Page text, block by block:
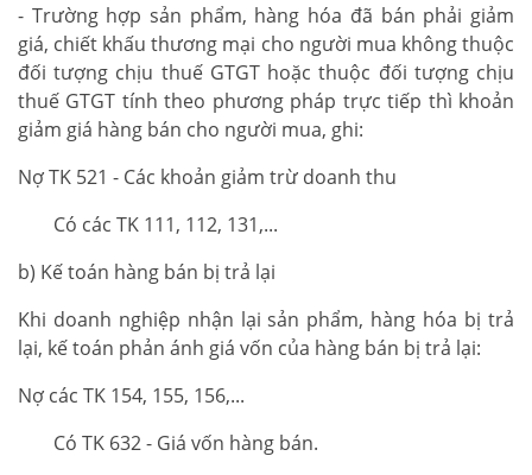
- Trường hợp sản phẩm, hàng hóa đã bán phải giảm
giá, chiết khấu thương mại cho người mua không thuộc
đối tượng chịu thuế GTGT hoặc thuộc đối tượng chịu
thuế GTGT tính theo phương pháp trực tiếp thì khoản
giảm giá hàng bán cho người mua, ghi:
Nợ TK 521 - Các khoản giảm trừ doanh thu
Có các TK 111, 112, 131,...
b) Kế toán hàng bán bị trả lại
Khi doanh nghiệp nhận lại sản phẩm, hàng hóa bị trả
lại, kế toán phản ánh giá vốn của hàng bán bị trả lại:
Nợ các TK 154, 155, 156,...
Có TK 632 - Giá vốn hàng bán.